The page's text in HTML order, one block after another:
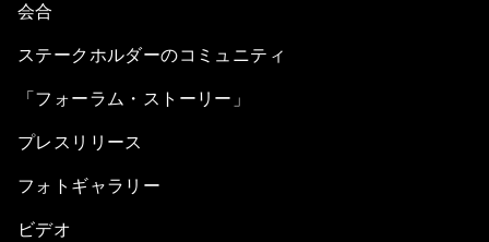
会合
ステークホルダーのコミュニティ
「フォーラム・ストーリー」
プレスリリース
フォトギャラリー
ビデオ